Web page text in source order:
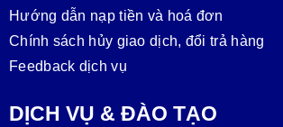
Hướng dẫn nạp tiền và hoá đơn
Chính sách hủy giao dịch, đổi trả hàng
Feedback dịch vụ
DỊCH VỤ & ĐÀO TẠO